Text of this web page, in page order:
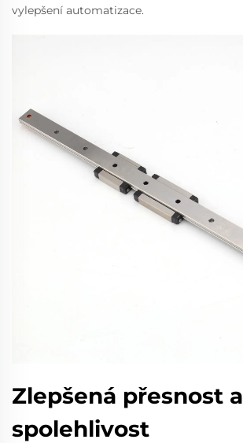
vylepšení automatizace.
Zlepšená přesnost a
spolehlivost